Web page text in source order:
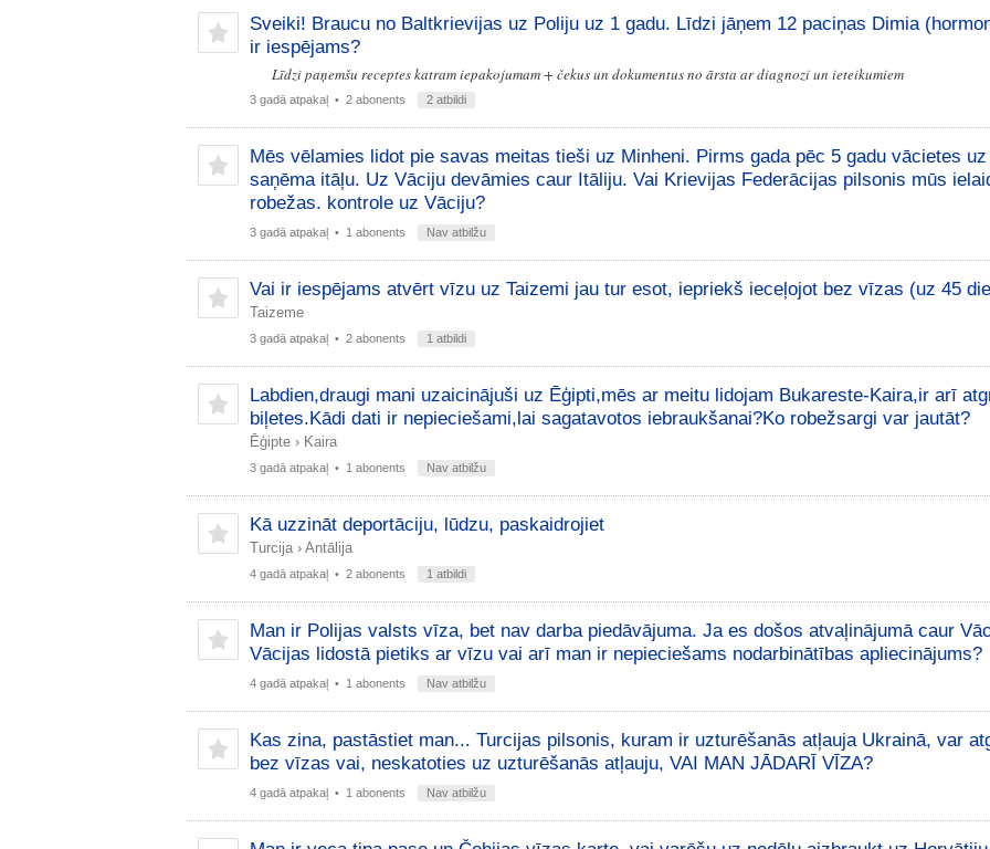
Sveiki! Braucu no Baltkrievijas uz Poliju uz 1 gadu. Līdzi jāņem 12 paciņas Dimia
ir iespējams?
Līdzi paņemšu receptes katram iepakojumam + čekus un dokumentus no ārsta ar diagnozi un ieteikumiem
3 gadā atpakaļ• 2 abonents 2 atbildi
Mēs vēlamies lidot pie savas meitas tieši uz Minheni. Pirms gada pēc 5 gadu vācietes uz
saņēma itāļu. Uz Vāciju devāmies caur Itāliju. Vai Krievijas Federācijas pilsonis mūs
robežas. kontrole uz Vāciju?
3 gadā atpakaļ• 1 abonents Nav atbilžu
Vai ir iespējams atvērt vīzu uz Taizemi jau tur esot, iepriekš ieceļojot bez vīzas (uz 45
Taizeme
3 gadā atpakaļ• 2 abonents 1 atbildi
Labdien,draugi mani uzaicinājuši uz Ēģipti,mēs ar meitu lidojam Bukareste-Kaira,ir arī
biļetes.Kādi dati ir nepieciešami,lai sagatavotos iebraukšanai?Ko robežsargi var jautāt?
Ēģipte› Kaira
3 gadā atpakaļ• 1 abonents Nav atbilžu
Kā uzzināt deportāciju, lūdzu, paskaidrojiet
Turcija› Antālija
4 gadā atpakaļ• 2 abonents 1 atbildi
Man ir Polijas valsts vīza, bet nav darba piedāvājuma. Ja es došos atvaļinājumā caur
Vācijas lidostā pietiks ar vīzu vai arī man ir nepieciešams nodarbinātības apliecinājums?
4 gadā atpakaļ• 1 abonents Nav atbilžu
Kas zina, pastāstiet man... Turcijas pilsonis, kuram ir uzturēšanās atļauja Ukrainā, var
bez vīzas vai, neskatoties uz uzturēšanās atļauju, VAI MAN JĀDARĪ VĪZA?
4 gadā atpakaļ• 1 abonents Nav atbilžu